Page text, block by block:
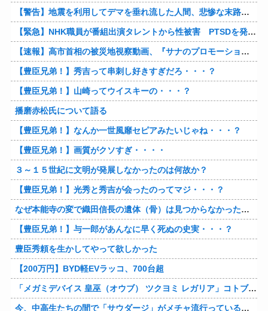
【警告】地震を利用してデマを垂れ流した人間、悲惨な末路を迎える…
【緊急】NHK職員が番組出演タレントから性被害 PTSDを発症し休職へ
【速報】高市首相の被災地視察動画、『サナのプロモーションビデオ』すぎて炎上
【豊臣兄弟！】秀吉って串刺し好きすぎだろ・・・？
【豊臣兄弟！】山崎ってウイスキーの・・・？
播磨赤松氏について語る
【豊臣兄弟！】なんか一世風靡セピアみたいじゃね・・・？
【豊臣兄弟！】画質がクソすぎ・・・・
３～１５世紀に文明が発展しなかったのは何故か？
【豊臣兄弟！】光秀と秀吉が会ったのってマジ・・・？
なぜ本能寺の変で織田信長の遺体（骨）は見つからなかったのか
【豊臣兄弟！】与一郎があんなに早く死ぬの史実・・・？
豊臣秀頼を生かしてやって欲しかった
【200万円】BYD軽EVラッコ、700台超
「メガミデバイス 皇巫（オウブ） ツクヨミ レガリア」コトブキヤデビュー…
今、中高生たちの間で「サウダージ」がメチャ流行っているらしい